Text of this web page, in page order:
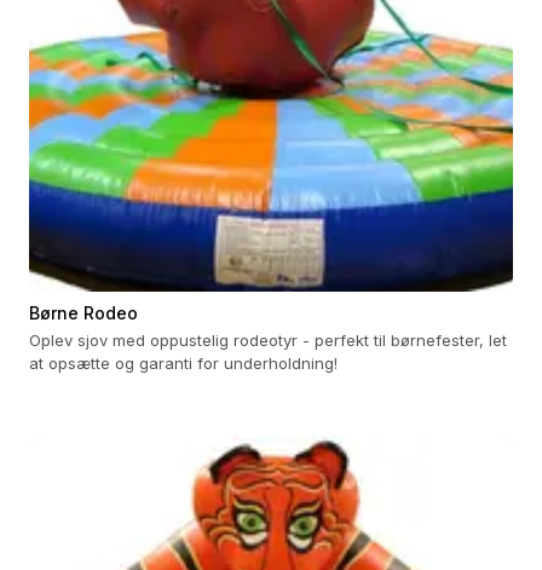
Børne Rodeo
Oplev sjov med oppustelig rodeotyr - perfekt til børnefester, let
at opsætte og garanti for underholdning!